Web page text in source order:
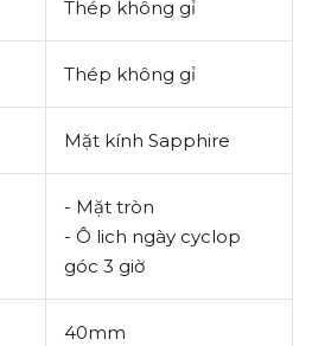
Thép không gỉ
Thép không gỉ
Mặt kính Sapphire
- Mặt tròn
- Ô lich ngày cyclop
góc 3 giờ
40mm